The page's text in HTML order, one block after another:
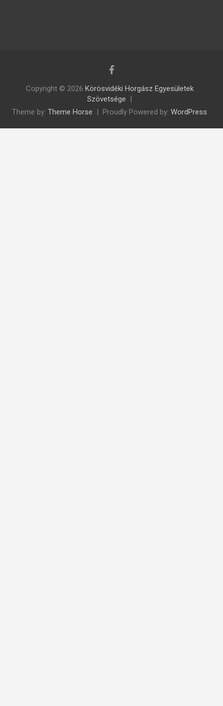
Copyright © 2026 Körösvidéki Horgász Egyesületek
Szövetsége
Theme by: Theme Horse Proudly Powered by: WordPress